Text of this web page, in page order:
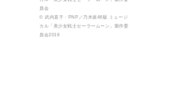
員会
© 武内直子・PNP／乃木坂46版 ミュージ
カル「美少女戦士セーラームーン」製作委
員会2019